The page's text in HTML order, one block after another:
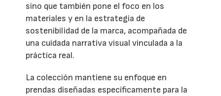
sino que también pone el foco en los
materiales y en la estrategia de
sostenibilidad de la marca, acompañada de
una cuidada narrativa visual vinculada a la
práctica real.
La colección mantiene su enfoque en
prendas diseñadas específicamente para la